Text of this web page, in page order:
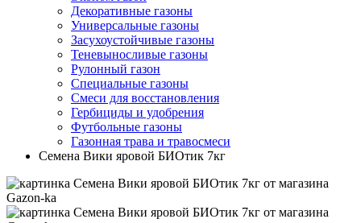
Декоративные газоны
Универсальные газоны
Засухоустойчивые газоны
Теневыносливые газоны
Рулонный газон
Специальные газоны
Смеси для восстановления
Гербициды и удобрения
Футбольные газоны
Газонная трава и травосмеси
Семена Вики яровой БИОтик 7кг